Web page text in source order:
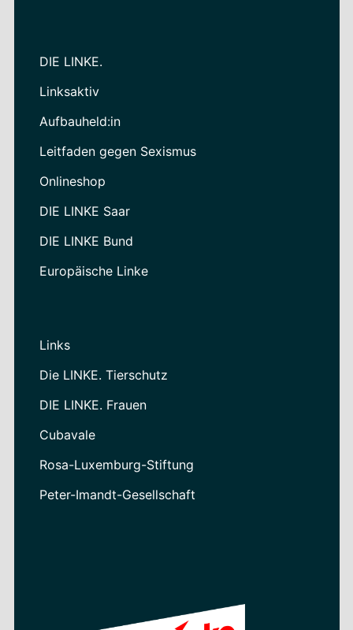
DIE LINKE.
Linksaktiv
Aufbauheld:in
Leitfaden gegen Sexismus
Onlineshop
DIE LINKE Saar
DIE LINKE Bund
Europäische Linke
Links
Die LINKE. Tierschutz
DIE LINKE. Frauen
Cubavale
Rosa-Luxemburg-Stiftung
Peter-Imandt-Gesellschaft